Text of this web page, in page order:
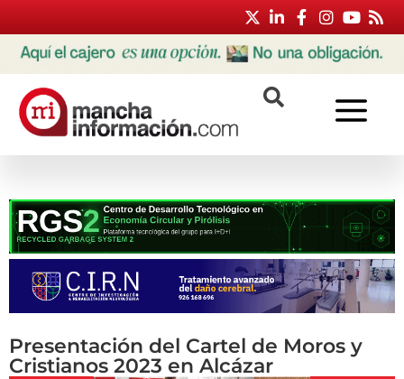
Presentación del Cartel de Moros y
Cristianos 2023 en Alcázar